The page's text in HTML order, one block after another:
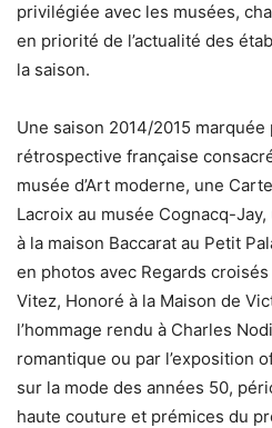
privilégiée avec les musées,
en priorité de l’actualité des
la saison.
Une saison 2014/2015
rétrospective française
musée d’Art moderne, une
Lacroix au musée Cognacq-
à la maison Baccarat au Petit
en photos avec Regards croisés
Vitez, Honoré à la Maison de
l’hommage rendu à Charles
romantique ou par l’exposition
sur la mode des années 50,
haute couture et prémices du